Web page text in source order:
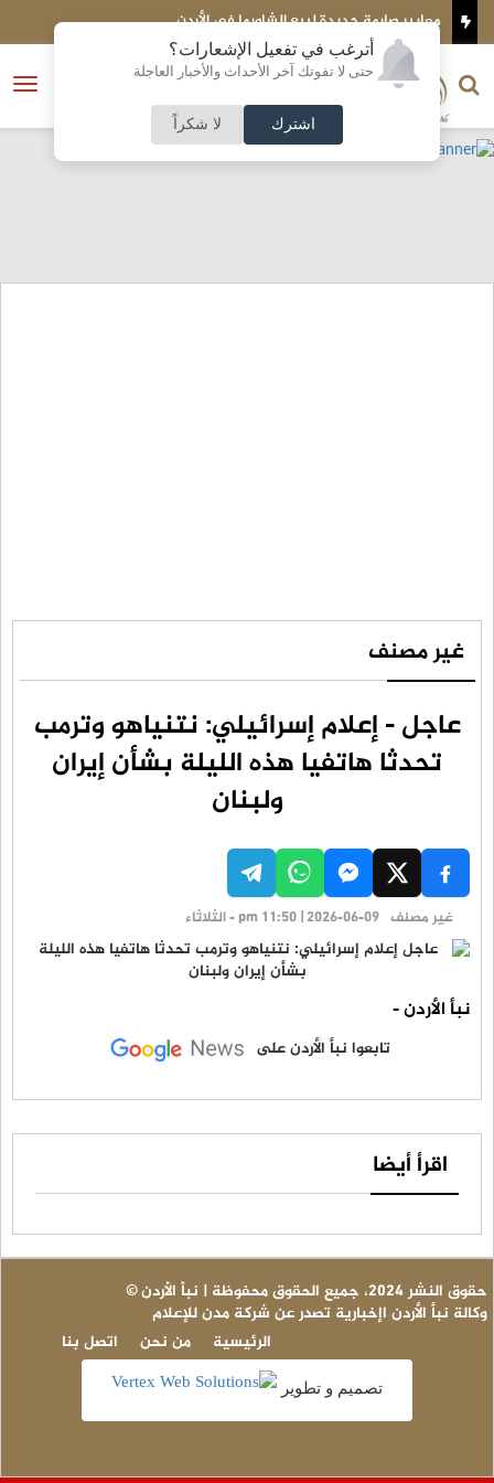
أترغب في تفعيل الإشعارات؟
حتى لا تفوتك آخر الأحداث والأخبار العاجلة
اشترك لا شكراً
معايير صارمة جديدة لبيع الشاورما في الأردن
فتح
الناشر و رئيس التحرير
النسخة الكاملة
غير مصنف
عاجل - إعلام إسرائيلي: نتنياهو وترمب
تحدثا هاتفيا هذه الليلة بشأن إيران
ولبنان
غير مصنف pm 11:50 | 2026-06-09 - الثلاثاء
نبأ الأردن -
تابعوا نبأ الأردن على
اقرأ أيضا
© حقوق النشر 2024، جميع الحقوق محفوظة | نبأ الأردن
وكالة نبأ الأردن اإخبارية تصدر عن شركة مدن للإعلام
اتصل بنا
من نحن الرئيسية
تصميم و تطوير